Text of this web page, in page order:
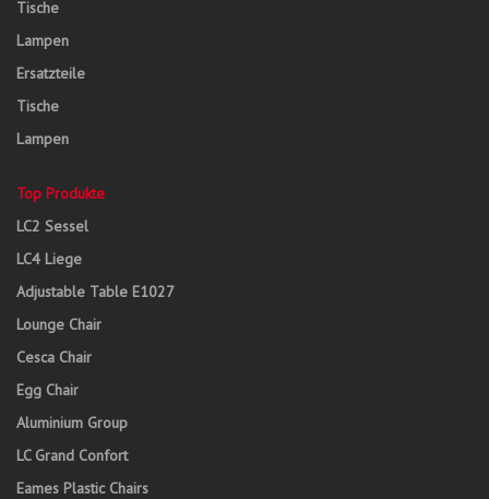
Tische
Lampen
Ersatzteile
Tische
Lampen
Top Produkte
LC2 Sessel
LC4 Liege
Adjustable Table E1027
Lounge Chair
Cesca Chair
Egg Chair
Aluminium Group
LC Grand Confort
Eames Plastic Chairs